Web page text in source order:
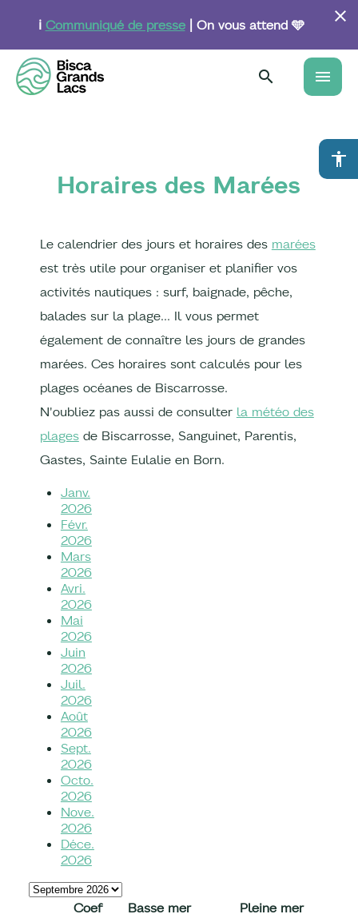
principal
ℹ️ Communiqué de presse| On vous attend 🩵
menu
accessibility
Horaires des Marées
Le calendrier des jours et horaires des marées
est très utile pour organiser et planifier vos
activités nautiques : surf, baignade, pêche,
balades sur la plage… Il vous permet
également de connaître les jours de grandes
marées. Ces horaires sont calculés pour les
plages océanes de Biscarrosse.
N'oubliez pas aussi de consulter la météo des
plagesde Biscarrosse, Sanguinet, Parentis,
Gastes, Sainte Eulalie en Born.
Janv.
2026
Févr.
2026
Mars
2026
Avri.
2026
Mai
2026
Juin
2026
Juil.
2026
Août
2026
Sept.
2026
Octo.
2026
Nove.
2026
Déce.
2026
Coef Basse mer Pleine mer